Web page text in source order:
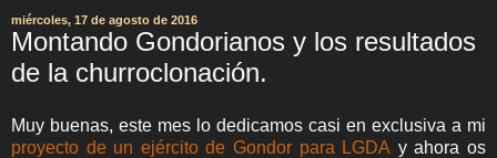
miércoles, 17 de agosto de 2016
Montando Gondorianos y los resultados
de la churroclonación.
Muy buenas, este mes lo dedicamos casi en exclusiva a mi
proyecto de un ejército de Gondor para LGDA y ahora os